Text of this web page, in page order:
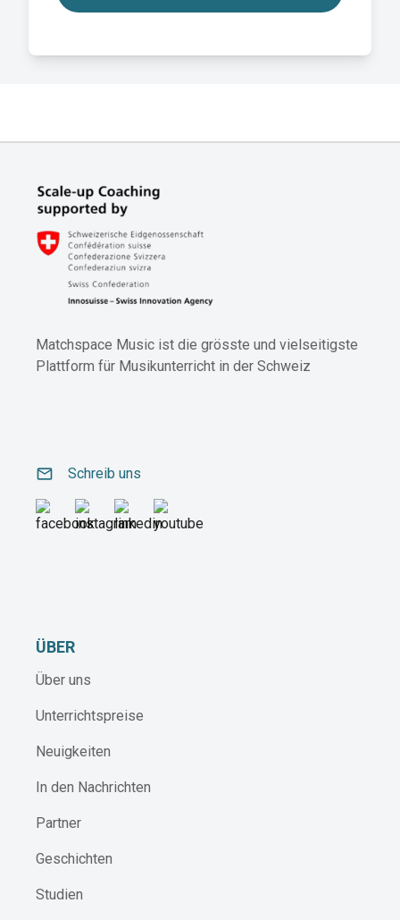
Matchspace Music ist die grösste und vielseitigste
Plattform für Musikunterricht in der Schweiz
email Schreib uns
ÜBER
Über uns
Unterrichtspreise
Neuigkeiten
In den Nachrichten
Partner
Geschichten
Studien